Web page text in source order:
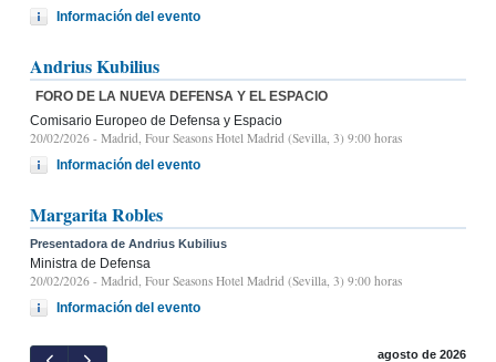
Información del evento
Andrius Kubilius
FORO DE LA NUEVA DEFENSA Y EL ESPACIO
Comisario Europeo de Defensa y Espacio
20/02/2026 - Madrid, Four Seasons Hotel Madrid (Sevilla, 3) 9:00 horas
Información del evento
Margarita Robles
Presentadora de Andrius Kubilius
Ministra de Defensa
20/02/2026 - Madrid, Four Seasons Hotel Madrid (Sevilla, 3) 9:00 horas
Información del evento
agosto de 2026